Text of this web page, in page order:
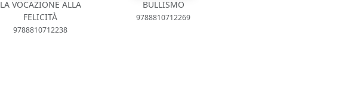
LA VOCAZIONE ALLA
FELICITÀ
9788810712238
BULLISMO
9788810712269